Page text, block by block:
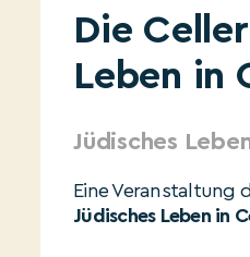
Die
Leben in
Jüdisches
Eine Veranstaltung
Jüdisches Leben in